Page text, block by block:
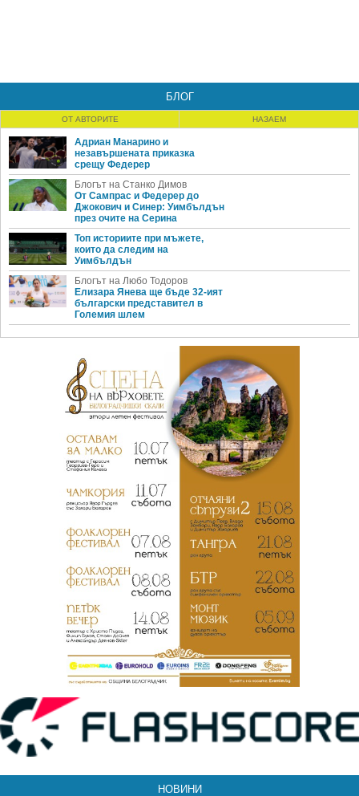
БЛОГ
ОТ АВТОРИТЕ НАЗАЕМ
Адриан Манарино и
незавършената приказка
срещу Федерер
Блогът на Станко Димов
От Сампрас и Федерер до
Джокович и Синер: Уимбълдън
през очите на Серина
Топ историите при мъжете,
които да следим на
Уимбълдън
Блогът на Любо Тодоров
Елизара Янева ще бъде 32-ият
български представител в
Големия шлем
НОВИНИ